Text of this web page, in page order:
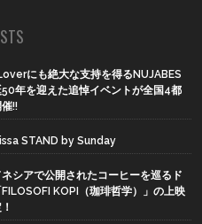
にも絶大な支持を得るNUJABES
年を迎えた追悼イベントが全国4都
!!
STAND by Sunday
ネシアで公開されたコーヒーを巡るド
FILOSOFI KOPI（珈琲哲学）」の上映